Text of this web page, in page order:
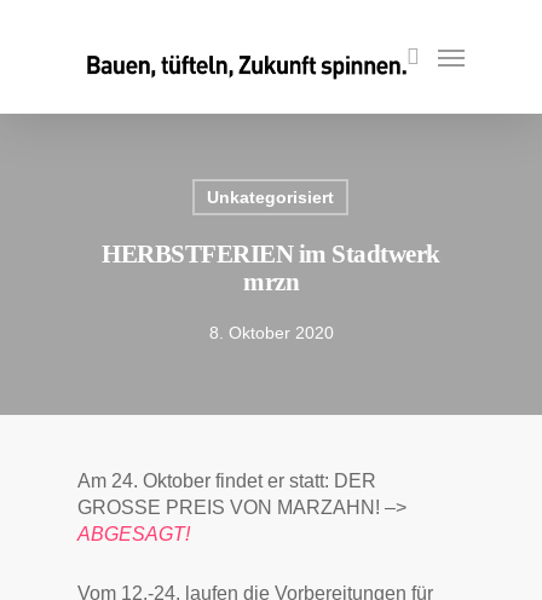
search
Menu
Unkategorisiert
HERBSTFERIEN im Stadtwerk
mrzn
8. Oktober 2020
Am 24. Oktober findet er statt: DER
GROSSE PREIS VON MARZAHN! –>
ABGESAGT!
Vom 12.-24. laufen die Vorbereitungen für